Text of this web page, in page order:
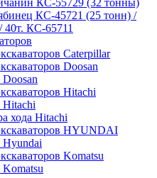
КС-55729 (32 тонны)
КС-45721 (25 тонн) /
КС-65711
Caterpillar
Doosan
Hitachi
Hitachi
хода Hitachi
HYUNDAI
Komatsu